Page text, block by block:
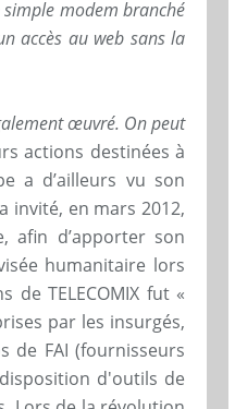
modem branché
accès au web sans la
œuvré. On peut
actions destinées à
a d’ailleurs vu son
invité, en mars 2012,
afin d’apporter son
humanitaire lors
de TELECOMIX fut «
par les insurgés,
de FAI (fournisseurs
d'outils de